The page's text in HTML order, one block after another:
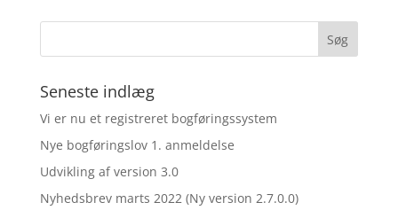
Seneste indlæg
Vi er nu et registreret bogføringssystem
Nye bogføringslov 1. anmeldelse
Udvikling af version 3.0
Nyhedsbrev marts 2022 (Ny version 2.7.0.0)